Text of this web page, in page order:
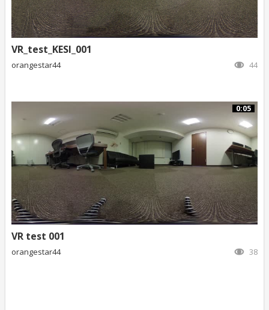
VR_test_KESI_001
orangestar44 44
0:05
VR test 001
orangestar44 38